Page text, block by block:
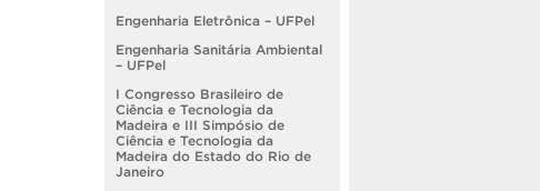
Engenharia Eletrônica – UFPel
Engenharia Sanitária Ambiental
– UFPel
I Congresso Brasileiro de
Ciência e Tecnologia da
Madeira e III Simpósio de
Ciência e Tecnologia da
Madeira do Estado do Rio de
Janeiro